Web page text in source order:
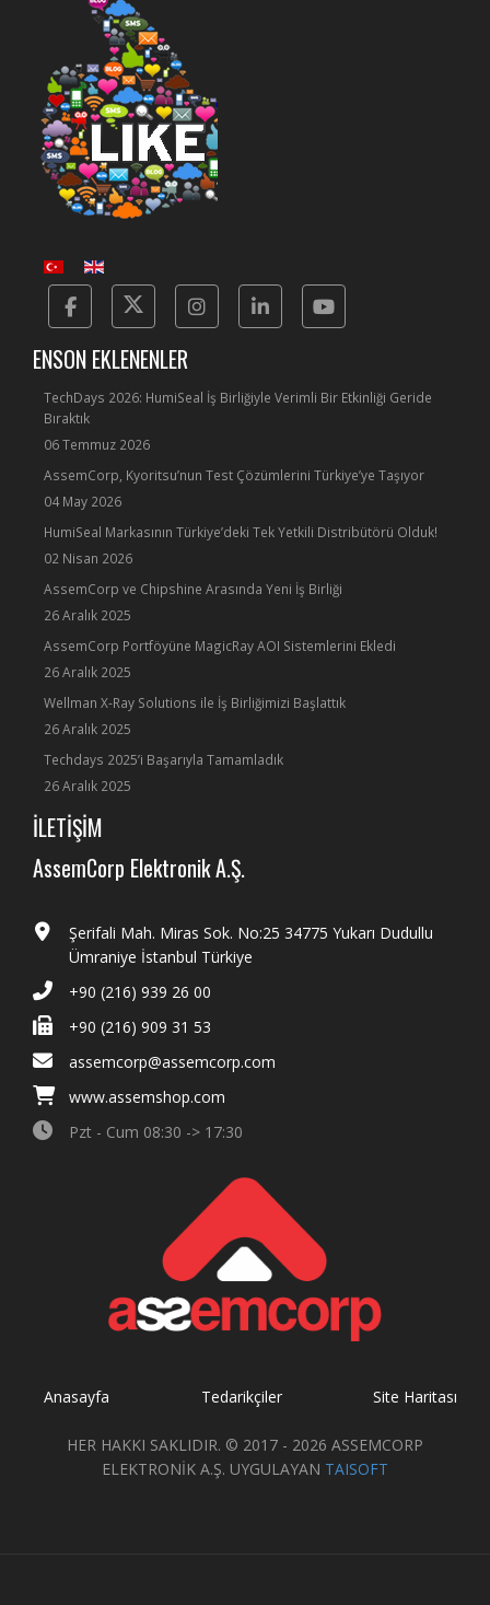
FacebookTwitterInstagramLinkedinYotube
ENSON EKLENENLER
TechDays 2026: HumiSeal İş Birliğiyle Verimli Bir Etkinliği Geride
Bıraktık
06 Temmuz 2026
AssemCorp, Kyoritsu’nun Test Çözümlerini Türkiye’ye Taşıyor
04 May 2026
HumiSeal Markasının Türkiye’deki Tek Yetkili Distribütörü Olduk!
02 Nisan 2026
AssemCorp ve Chipshine Arasında Yeni İş Birliği
26 Aralık 2025
AssemCorp Portföyüne MagicRay AOI Sistemlerini Ekledi
26 Aralık 2025
Wellman X-Ray Solutions ile İş Birliğimizi Başlattık
26 Aralık 2025
Techdays 2025’i Başarıyla Tamamladık
26 Aralık 2025
İLETİŞİM
AssemCorp Elektronik A.Ş.
Şerifali Mah. Miras Sok. No:25 34775 Yukarı Dudullu
Ümraniye İstanbul Türkiye
+90 (216) 939 26 00
+90 (216) 909 31 53
assemcorp@assemcorp.com
www.assemshop.com
Pzt - Cum 08:30 -> 17:30
Anasayfa Tedarikçiler Site Haritası
HER HAKKI SAKLIDIR. © 2017 - 2026 ASSEMCORP
ELEKTRONİK A.Ş. UYGULAYAN TAISOFT